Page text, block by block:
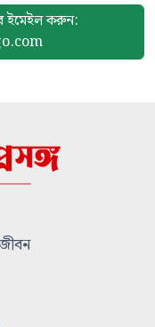
ইমেইল করুন: